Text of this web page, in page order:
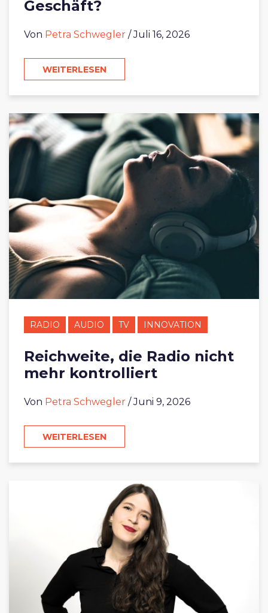
Geschäft?
Von Petra Schwegler / Juli 16, 2026
WEITERLESEN
RADIO AUDIO TV INNOVATION
Reichweite, die Radio nicht
mehr kontrolliert
Von Petra Schwegler / Juni 9, 2026
WEITERLESEN